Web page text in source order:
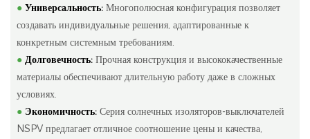
● Универсальность:Многополюсная конфигурация позволяет
создавать индивидуальные решения, адаптированные к
конкретным системным требованиям.
● Долговечность:Прочная конструкция и высококачественные
материалы обеспечивают длительную работу даже в сложных
условиях.
● Экономичность:Серия солнечных изоляторов-выключателей
NSPV предлагает отличное соотношение цены и качества,